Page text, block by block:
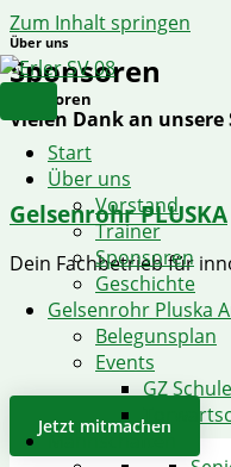
Zum Inhalt springen
Start
Über uns
Vorstand
Trainer
Sponsoren
Geschichte
Gelsenrohr Pluska
Belegunsplan
Events
GZ Schule
Mannschaften
Über uns
Sponsoren
Sponsoren
Vielen Dank an unsere
Gelsenrohr PLUSKA
Dein Fachbetrieb für
Jetzt mitmachen